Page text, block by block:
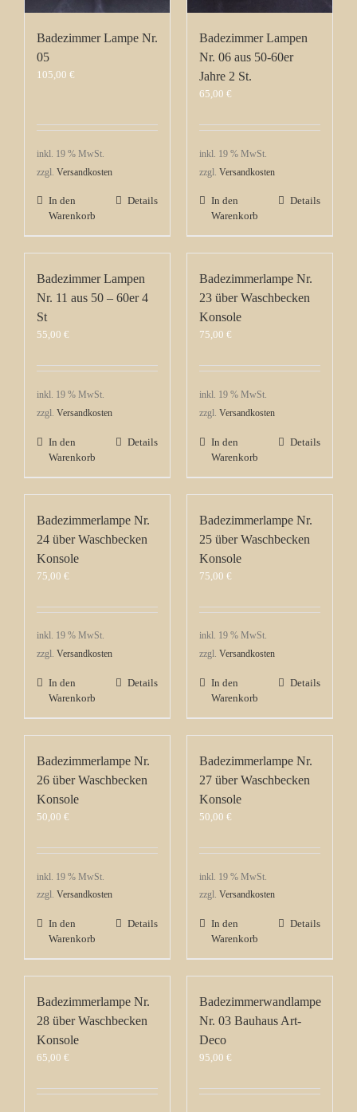
Badezimmer Lampe Nr.
05
105,00 €
inkl. 19 % MwSt.
zzgl. Versandkosten
In den
Warenkorb
Details
Badezimmer Lampen
Nr. 06 aus 50-60er
Jahre 2 St.
65,00 €
inkl. 19 % MwSt.
zzgl. Versandkosten
In den
Warenkorb
Details
Badezimmer Lampen
Nr. 11 aus 50 – 60er 4
St
55,00 €
inkl. 19 % MwSt.
zzgl. Versandkosten
In den
Warenkorb
Details
Badezimmerlampe Nr.
23 über Waschbecken
Konsole
75,00 €
inkl. 19 % MwSt.
zzgl. Versandkosten
In den
Warenkorb
Details
Badezimmerlampe Nr.
24 über Waschbecken
Konsole
75,00 €
inkl. 19 % MwSt.
zzgl. Versandkosten
In den
Warenkorb
Details
Badezimmerlampe Nr.
25 über Waschbecken
Konsole
75,00 €
inkl. 19 % MwSt.
zzgl. Versandkosten
In den
Warenkorb
Details
Badezimmerlampe Nr.
26 über Waschbecken
Konsole
50,00 €
inkl. 19 % MwSt.
zzgl. Versandkosten
In den
Warenkorb
Details
Badezimmerlampe Nr.
27 über Waschbecken
Konsole
50,00 €
inkl. 19 % MwSt.
zzgl. Versandkosten
In den
Warenkorb
Details
Badezimmerlampe Nr.
28 über Waschbecken
Konsole
65,00 €
Badezimmerwandlampe
Nr. 03 Bauhaus Art-
Deco
95,00 €